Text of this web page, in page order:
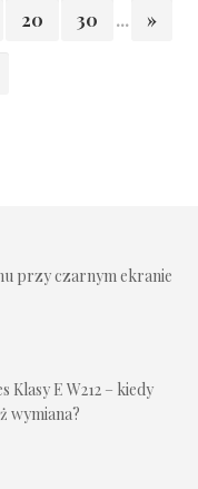
20 30 ... »
przy czarnym ekranie
E W212 – kiedy
wymiana?